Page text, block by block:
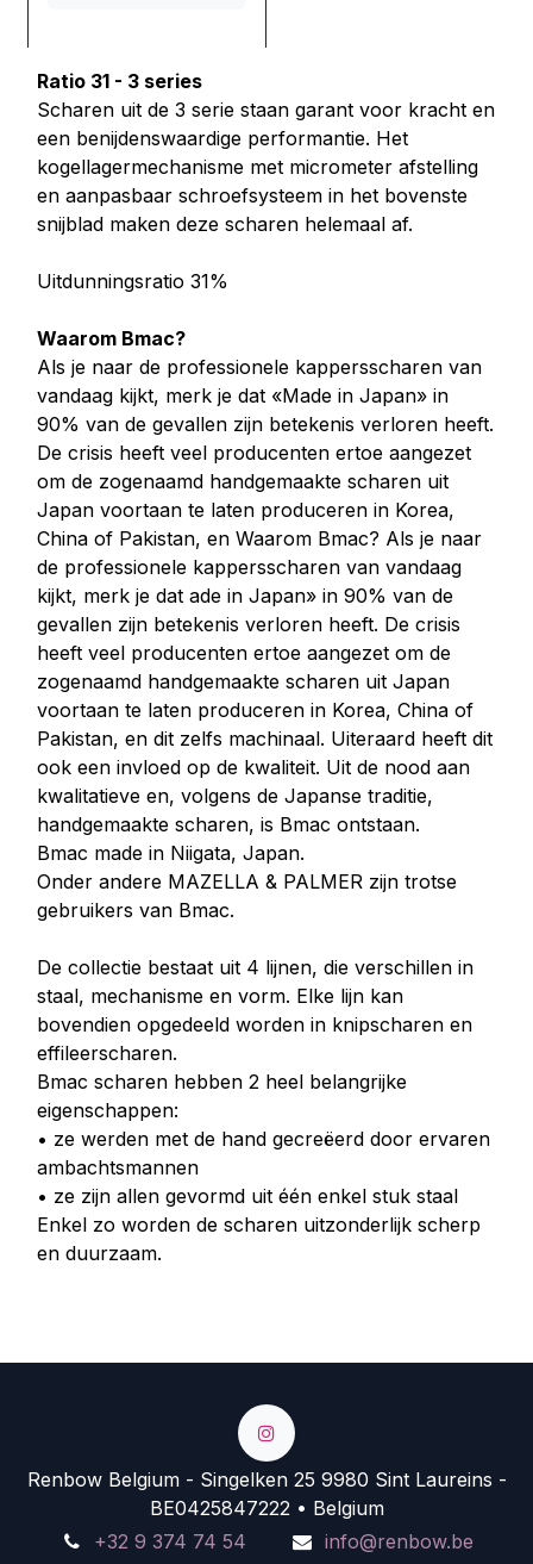
Ratio 31 - 3 series
Scharen uit de 3 serie staan garant voor kracht en
een benijdenswaardige performantie. Het
kogellagermechanisme met micrometer afstelling
en aanpasbaar schroefsysteem in het bovenste
snijblad maken deze scharen helemaal af.
Uitdunningsratio 31%
Waarom Bmac?
Als je naar de professionele kappersscharen van
vandaag kijkt, merk je dat «Made in Japan» in
90% van de gevallen zijn betekenis verloren heeft.
De crisis heeft veel producenten ertoe aangezet
om de zogenaamd handgemaakte scharen uit
Japan voortaan te laten produceren in Korea,
China of Pakistan, en Waarom Bmac? Als je naar
de professionele kappersscharen van vandaag
kijkt, merk je dat ade in Japan» in 90% van de
gevallen zijn betekenis verloren heeft. De crisis
heeft veel producenten ertoe aangezet om de
zogenaamd handgemaakte scharen uit Japan
voortaan te laten produceren in Korea, China of
Pakistan, en dit zelfs machinaal. Uiteraard heeft dit
ook een invloed op de kwaliteit. Uit de nood aan
kwalitatieve en, volgens de Japanse traditie,
handgemaakte scharen, is Bmac ontstaan.
Bmac made in Niigata, Japan.
Onder andere MAZELLA & PALMER zijn trotse
gebruikers van Bmac.
De collectie bestaat uit 4 lijnen, die verschillen in
staal, mechanisme en vorm. Elke lijn kan
bovendien opgedeeld worden in knipscharen en
effileerscharen.
Bmac scharen hebben 2 heel belangrijke
eigenschappen:
• ze werden met de hand gecreëerd door ervaren
ambachtsmannen
• ze zijn allen gevormd uit één enkel stuk staal
Enkel zo worden de scharen uitzonderlijk scherp
en duurzaam.
Renbow Belgium - Singelken 25 9980 Sint Laureins -
BE0425847222 • Belgium
+32 9 374 74 54
info@renbow.be